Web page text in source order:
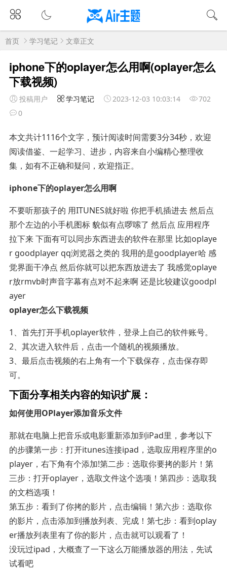
首页 学习笔记 文章正文
iphone下的oplayer怎么用啊(oplayer怎么
下载视频)
投稿用户 学习笔记 2023-12-03 10:03:14
702
0
本文共计1116个文字，预计阅读时间需要3分34秒，欢迎
阅读借鉴、一起学习、进步，内容来自小编精心整理收
集，如有不正确和疑问，欢迎指正。
iphone下的oplayer怎么用啊
不要听那孩子的 用ITUNES就好啦 你把手机插进去 然后点
那个左边的小手机图标 貌似有点啰嗦了 然后点 应用程序
拉下来 下面有可以同步东西进去的软件在那里 比如oplaye
r goodplayer qq浏览器之类的 我用的是goodplayer哈 感
觉界面干净点 然后你就可以把东西放进去了 我感觉oplaye
r放rmvb时声音字幕有点对不起来啊 还是比较建议goodpl
ayer
oplayer怎么下载视频
1、首先打开手机oplayer软件，登录上自己的软件账号。
2、其次进入软件后，点击一个随机的视频播放。
3、最后点击视频的右上角有一个下载保存，点击保存即
可。
下面分享相关内容的知识扩展：
如何使用OPlayer添加音乐文件
那就在电脑上把音乐或电影重新添加到iPad里，参考以下
的步骤第一步：打开itunes连接ipad，选取应用程序里的o
player，右下角有个添加!第二步：选取你要拷的影片！第
三步：打开oplayer，选取文件这个选项！第四步：选取我
的文档选项！
第五步：看到了你拷的影片，点击编辑！第六步：选取你
的影片，点击添加到播放列表、完成！第七步：看到oplay
er播放列表里有了你的影片，点击就可以观看了！
没玩过ipad，大概查了一下这么万能播放器的用法，先试
试看吧